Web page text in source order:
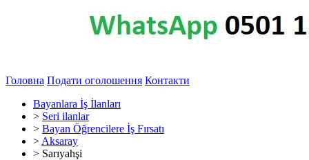
Головна Подати оголошення Контакти
Bayanlara İş İlanları
> Seri ilanlar
> Bayan Öğrencilere İş Fırsatı
> Aksaray
> Sarıyahşi